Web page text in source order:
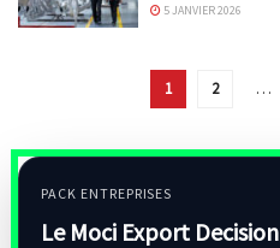
5 JANVIER 2026
1 2 …
PACK ENTREPRISES
Le Moci Export Decision